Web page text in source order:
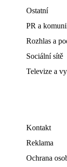
Ostatní
PR a
Rozhlas a
Sociální sítě
Televize a
Kontakt
Reklama
Ochrana